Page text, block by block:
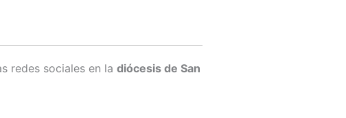
redes sociales en ladiócesis de San